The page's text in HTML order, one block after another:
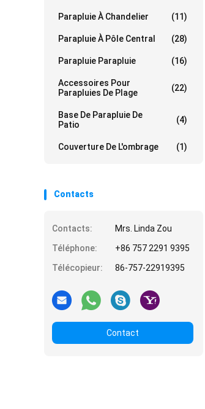
Parapluie À Chandelier (11)
Parapluie À Pôle Central (28)
Parapluie Parapluie (16)
Accessoires Pour
Parapluies De Plage
(22)
Base De Parapluie De
Patio
(4)
Couverture De L'ombrage (1)
Contacts
Contacts:
Mrs. Linda Zou
Téléphone:
+86 757 2291 9395
Télécopieur:
86-757-22919395
Contact